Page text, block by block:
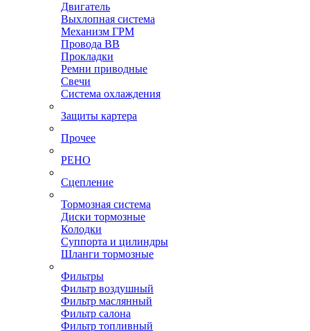
Двигатель
Выхлопная система
Механизм ГРМ
Провода ВВ
Прокладки
Ремни приводные
Свечи
Система охлаждения
Защиты картера
Прочее
РЕНО
Сцепление
Тормозная система
Диски тормозные
Колодки
Суппорта и цилиндры
Шланги тормозные
Фильтры
Фильтр воздушный
Фильтр маслянный
Фильтр салона
Фильтр топливный